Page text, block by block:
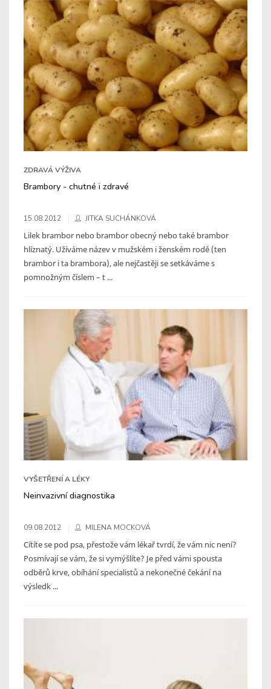
ZDRAVÁ VÝŽIVA
Brambory - chutné i zdravé
15.08.2012 JITKA SUCHÁNKOVÁ
Lilek brambor nebo brambor obecný nebo také brambor
hlíznatý. Užíváme název v mužském i ženském rodě (ten
brambor i ta brambora), ale nejčastěji se setkáváme s
pomnožným číslem – t ...
VYŠETŘENÍ A LÉKY
Neinvazivní diagnostika
09.08.2012 MILENA MOCKOVÁ
Cítíte se pod psa, přestože vám lékař tvrdí, že vám nic není?
Posmívají se vám, že si vymýšlíte? Je před vámi spousta
odběrů krve, obíhání specialistů a nekonečné čekání na
výsledk ...